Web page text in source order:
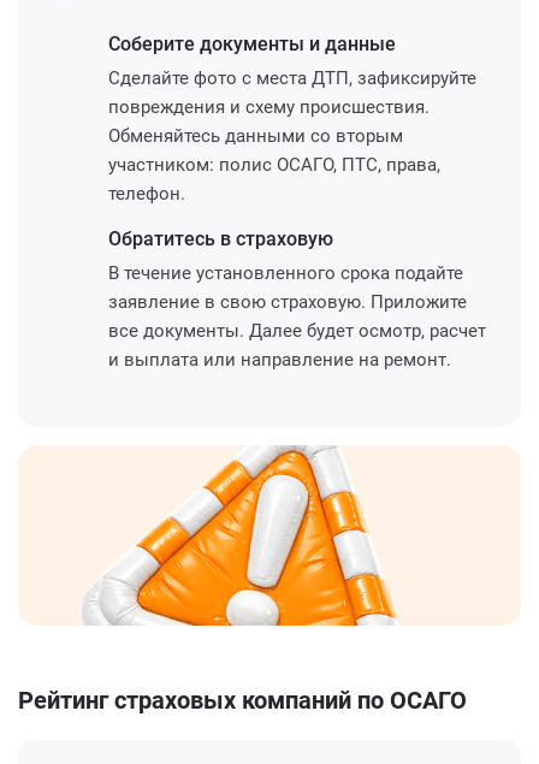
Соберите документы и данные
Сделайте фото с места ДТП, зафиксируйте
повреждения и схему происшествия.
Обменяйтесь данными со вторым
участником: полис ОСАГО, ПТС, права,
телефон.
Обратитесь в страховую
В течение установленного срока подайте
заявление в свою страховую. Приложите
все документы. Далее будет осмотр, расчет
и выплата или направление на ремонт.
Рейтинг страховых компаний по ОСАГО